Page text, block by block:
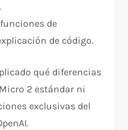
de
de código.
qué diferencias
2 estándar ni
exclusivas del